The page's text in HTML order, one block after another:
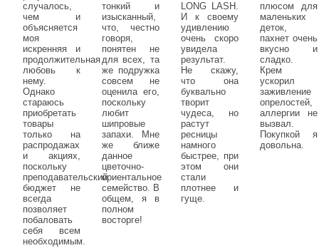
случалось,
чем и
объясняется
моя
искренняя и
продолжительная
любовь к
нему.
Однако
стараюсь
приобретать
товары
только на
распродажах
и акциях,
поскольку
преподавательский
бюджет не
всегда
позволяет
побаловать
себя всем
необходимым.
тонкий и
изысканный,
что, честно
говоря,
понятен не
для всех, та
же подружка
совсем не
оценила его,
поскольку
любит
шипровые
запахи. Мне
же ближе
данное
цветочно-
ориентальное
семейство. В
общем, я в
полном
восторге!
LONG LASH.
И к своему
удивлению
очень скоро
увидела
результат.
Не скажу,
что она
буквально
творит
чудеса, но
растут
ресницы
намного
быстрее, при
этом они
стали
плотнее и
гуще.
плюсом для
маленьких
деток,
пахнет очень
вкусно и
сладко.
Крем
ускорил
заживление
опрелостей,
аллергии не
вызвал.
Покупкой я
довольна.